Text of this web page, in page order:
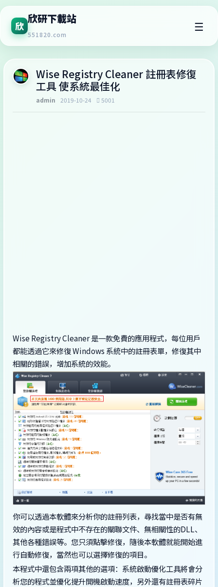
欣
欣研下載站
551820.com
☰
Wise Registry Cleaner 註冊表修復
工具 使系統最佳化
admin 2019-10-24 5001
Wise Registry Cleaner 是一款免費的應用程式，每位用戶
都能透過它來修復 Windows 系統中的註冊表單，修復其中
相關的錯誤，增加系統的效能。
你可以透過本軟體來分析你的註冊列表，尋找當中是否有無
效的內容或是程式中不存在的關聯文件、無相關性的DLL、
其他各種錯誤等。您只須點擊修復，隨後本軟體就能開始進
行自動修復，當然也可以選擇修復的項目。
本程式中還包含兩項其他的選項：系統啟動優化工具將會分
析您的程式並優化提升開機啟動速度，另外還有註冊表碎片